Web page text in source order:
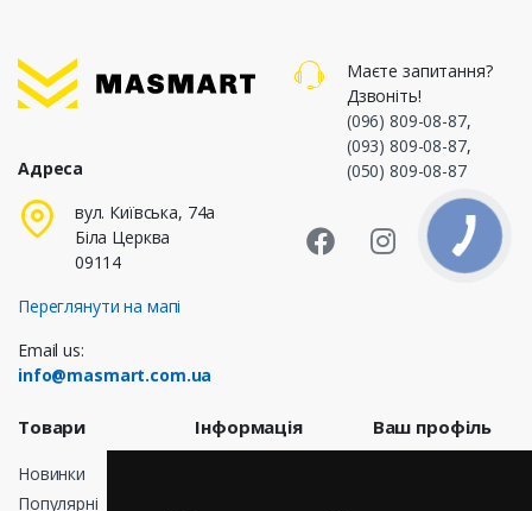
Адреса
вул. Київська, 74а
Біла Церква
09114
Переглянути на мапі
Email us:
info@masmart.com.ua
Маєте запитання?
Дзвоніть!
(096) 809-08-87,
(093) 809-08-87,
(050) 809-08-87
MasmartMasmart
Товари
Новинки
Популярні
Інформація Ваш профіль